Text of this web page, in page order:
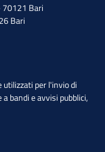
70121 Bari
Bari
utilizzati per l'invio di
bandi e avvisi pubblici,